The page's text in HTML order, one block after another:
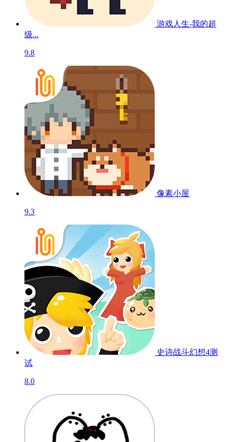
游戏人生-我的超
级...
9.8
像素小屋
9.3
史诗战斗幻想4测
试
8.0